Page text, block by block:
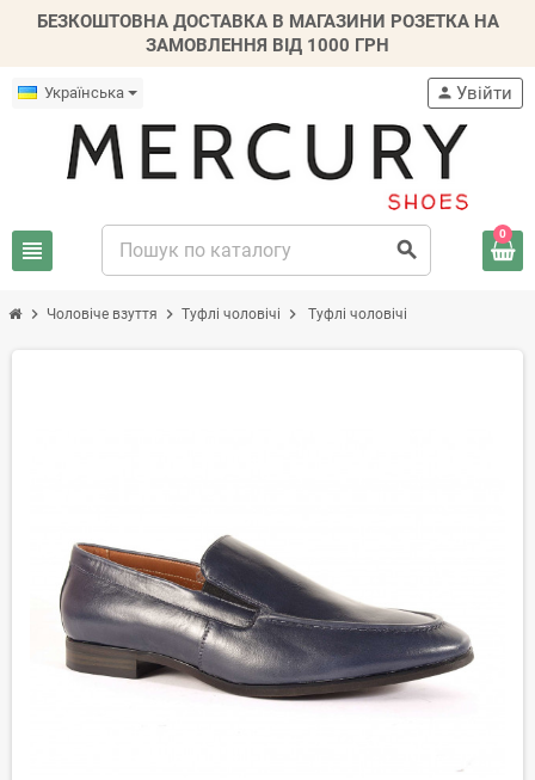
БЕЗКОШТОВНА ДОСТАВКА В МАГАЗИНИ РОЗЕТКА НА
ЗАМОВЛЕННЯ ВІД 1000 ГРН
Українська
view_headline search
person Увійти
0
chevron_right Чоловіче взуття chevron_right Туфлі чоловічі chevron_right Туфлі чоловічі